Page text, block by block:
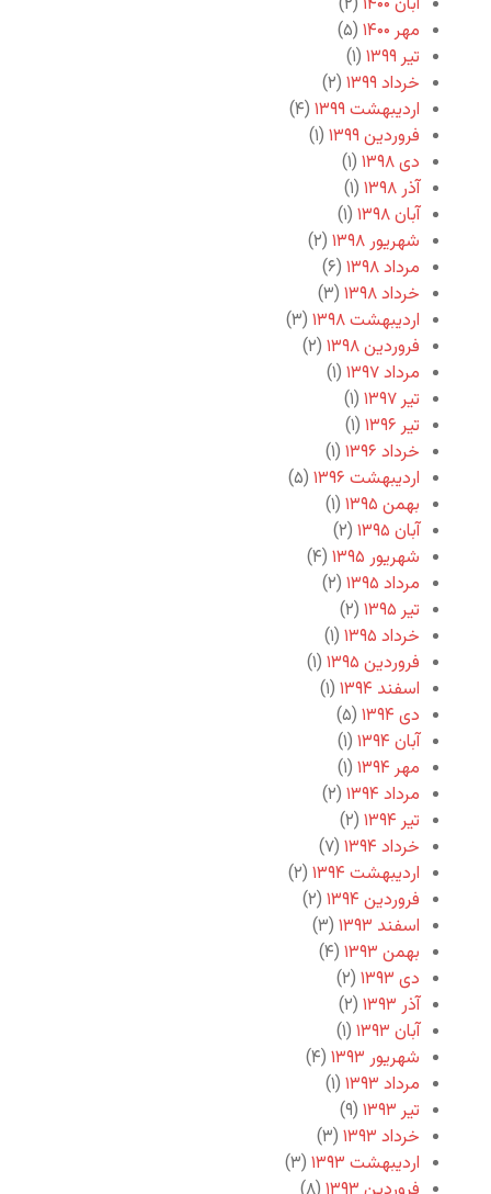
مهر ۱۴۰۰
(۵)
تیر ۱۳۹۹
(۱)
خرداد ۱۳۹۹
(۲)
اردیبهشت ۱۳۹۹
(۴)
فروردین ۱۳۹۹
(۱)
دی ۱۳۹۸
(۱)
آذر ۱۳۹۸
(۱)
آبان ۱۳۹۸
(۱)
شهریور ۱۳۹۸
(۲)
مرداد ۱۳۹۸
(۶)
خرداد ۱۳۹۸
(۳)
اردیبهشت ۱۳۹۸
(۳)
فروردین ۱۳۹۸
(۲)
مرداد ۱۳۹۷
(۱)
تیر ۱۳۹۷
(۱)
تیر ۱۳۹۶
(۱)
خرداد ۱۳۹۶
(۱)
اردیبهشت ۱۳۹۶
(۵)
بهمن ۱۳۹۵
(۱)
آبان ۱۳۹۵
(۲)
شهریور ۱۳۹۵
(۴)
مرداد ۱۳۹۵
(۲)
تیر ۱۳۹۵
(۲)
خرداد ۱۳۹۵
(۱)
فروردین ۱۳۹۵
(۱)
اسفند ۱۳۹۴
(۱)
دی ۱۳۹۴
(۵)
آبان ۱۳۹۴
(۱)
مهر ۱۳۹۴
(۱)
مرداد ۱۳۹۴
(۲)
تیر ۱۳۹۴
(۲)
خرداد ۱۳۹۴
(۷)
اردیبهشت ۱۳۹۴
(۲)
فروردین ۱۳۹۴
(۲)
اسفند ۱۳۹۳
(۳)
بهمن ۱۳۹۳
(۴)
دی ۱۳۹۳
(۲)
آذر ۱۳۹۳
(۲)
آبان ۱۳۹۳
(۱)
شهریور ۱۳۹۳
(۴)
مرداد ۱۳۹۳
(۱)
تیر ۱۳۹۳
(۹)
خرداد ۱۳۹۳
(۳)
اردیبهشت ۱۳۹۳
(۳)